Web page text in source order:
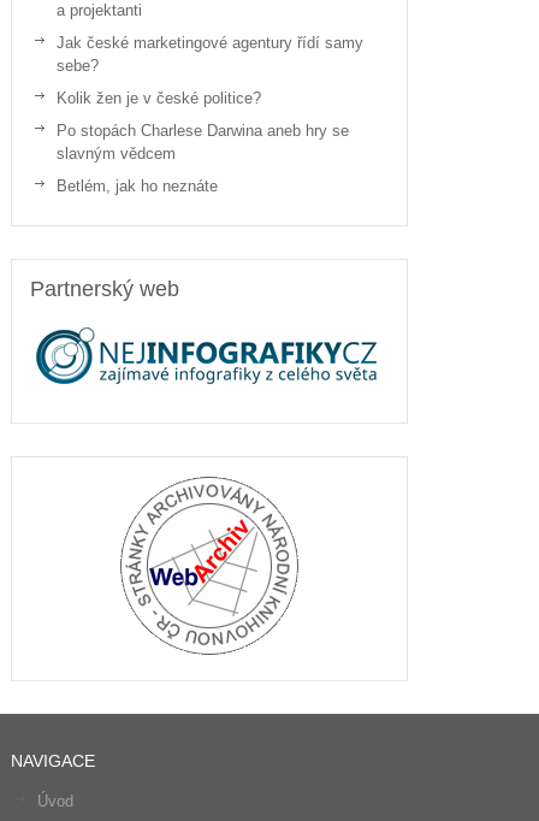
a projektanti
Jak české marketingové agentury řídí samy
sebe?
Kolik žen je v české politice?
Po stopách Charlese Darwina aneb hry se
slavným vědcem
Betlém, jak ho neznáte
Partnerský web
NAVIGACE
Úvod